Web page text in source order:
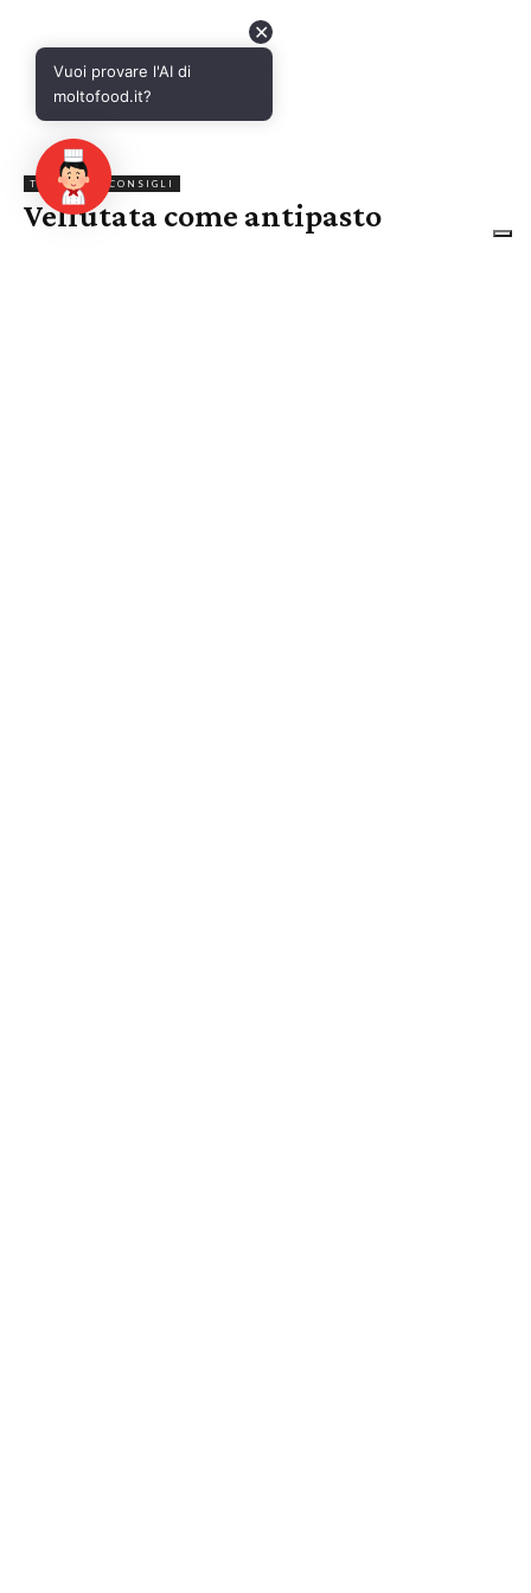
✕
Vuoi provare l'AI di
moltofood.it?